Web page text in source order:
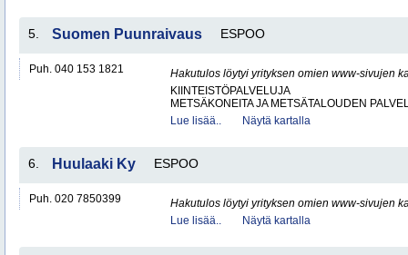
5. Suomen Puunraivaus ESPOO
Puh. 040 153 1821
Hakutulos löytyi yrityksen omien www-sivujen
KIINTEISTÖPALVELUJA
METSÄKONEITA JA METSÄTALOUDEN
Lue lisää..
Näytä kartalla
6. Huulaaki Ky ESPOO
Puh. 020 7850399
Hakutulos löytyi yrityksen omien www-sivujen
Lue lisää..
Näytä kartalla